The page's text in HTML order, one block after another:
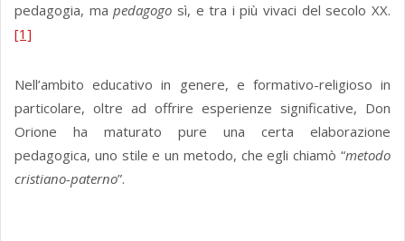
pedagogia, mapedagogo sì, e tra i più vivaci del secolo XX.
[1]
Nell’ambito educativo in genere, e formativo-religioso in
particolare, oltre ad offrire esperienze significative, Don
Orione ha maturato pure una certa elaborazione
pedagogica, uno stile e un metodo, che egli chiamò “metodo
cristiano-paterno”.